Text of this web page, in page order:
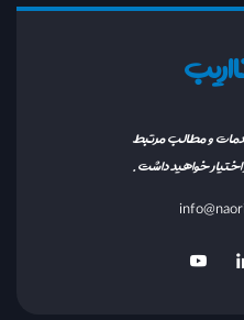
خدمات و مطالب مرتبط
اختیار خواهید داشت.